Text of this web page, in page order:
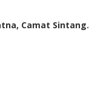
Camat Sintang.